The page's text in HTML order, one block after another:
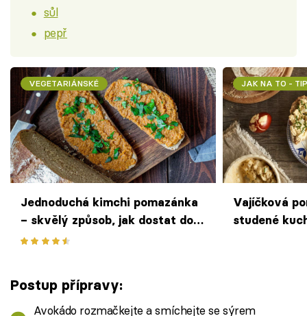
sůl
pepř
VEGETARIÁNSKÉ
Jednoduchá kimchi pomazánka
– skvělý způsob, jak dostat do
jídelníčku fermentované zelí
JAK NA TO -
Vajíčková
studené
Postup přípravy:
Avokádo rozmačkejte a smíchejte se sýrem